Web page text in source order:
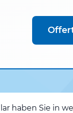
haben Sie in